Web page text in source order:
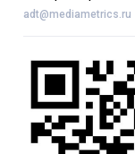
adt@mediametrics.ru